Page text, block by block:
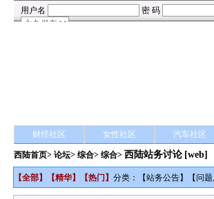
财经社区 女性社区 汽车社区
西陆首页>论坛>综合> 综合> 西陆站务讨论 [web]
【全部】【精华】【热门 】分类：【站务公告】【问